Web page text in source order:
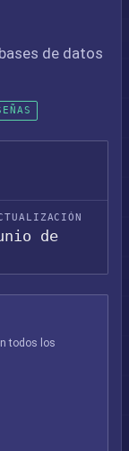
de datos
de
todos los